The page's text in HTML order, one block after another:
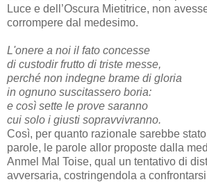
Luce e dell’Oscura Mietitrice, non
corrompere dal medesimo.
L'onere a noi il fato concesse
di custodir frutto di triste messe,
perché non indegne brame di gloria
in ognuno suscitassero boria:
e così sette le prove saranno
cui solo i giusti sopravvivranno.
Così, per quanto razionale sarebbe
parole, le parole allor proposte dalla
Anmel Mal Toise, qual un tentativo di
avversaria, costringendola a